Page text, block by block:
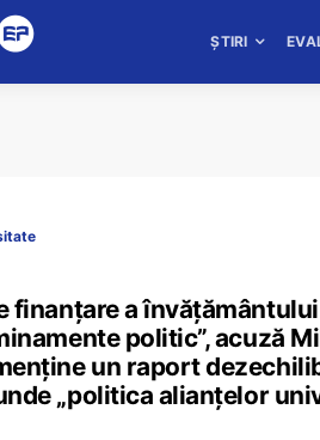
ȘTIRI
finanțare a
politic”, acuză
un raport
„politica alianțelor